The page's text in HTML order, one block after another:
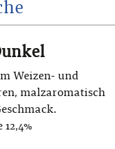
Weizen- und
malzaromatisch